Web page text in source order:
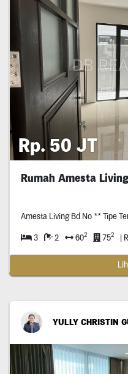
Rp. 50 JT
Rumah Amesta Living
Amesta Living Bd No ** Tipe
3 2 602 752 |
YULLY CHRISTIN